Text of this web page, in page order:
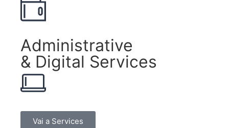
Administrative
& Digital Services
Vai a Services